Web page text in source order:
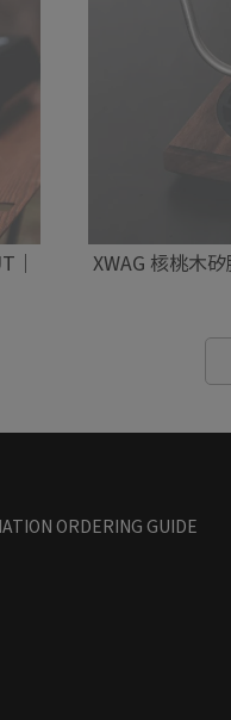
｜
XWAG 核桃木
ORDERING GUIDE